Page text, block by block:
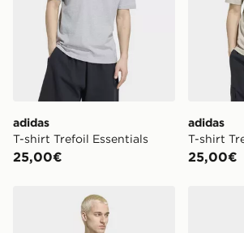
adidas
T-shirt Trefoil Essentials
25,00€
adidas
T-shirt
25,00€
adidas T-shirt Trefoil Essentialsadidas